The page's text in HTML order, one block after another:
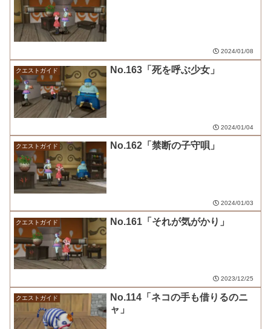
2024/01/08
クエストガイド No.163「死を呼ぶ少女」
2024/01/04
クエストガイド No.162「禁断の子守唄」
2024/01/03
クエストガイド No.161「それが気がかり」
2023/12/25
クエストガイド
No.114「ネコの手も借りるのニ
ャ」